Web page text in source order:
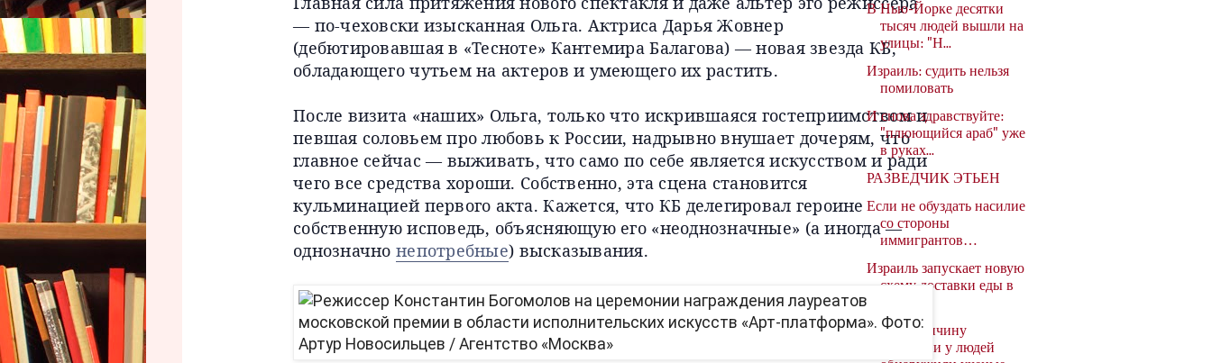
— по-чеховски изысканная Ольга. Актриса Дарья Жовнер
(дебютировавшая в «Тесноте» Кантемира Балагова) — новая звезда КБ,
обладающего чутьем на актеров и умеющего их растить.
После визита «наших» Ольга, только что искрившаяся гостеприимством и
певшая соловьем про любовь к России, надрывно внушает дочерям, что
главное сейчас — выживать, что само по себе является искусством и ради
чего все средства хороши. Собственно, эта сцена становится
кульминацией первого акта. Кажется, что КБ делегировал героине
собственную исповедь, объясняющую его «неоднозначные» (а иногда —
однозначно непотребные) высказывания.
В Нью-Йорке десятки
тысяч людей вышли на
улицы: "Н...
Израиль: судить нельзя
помиловать
И снова здравствуйте:
"плюющийся араб" уже
в руках...
РАЗВЕДЧИК ЭТЬЕН
Если не обуздать насилие
со стороны
иммигрантов…
Израиль запускает новую
схему доставки еды в
Новую причину
усталости у людей